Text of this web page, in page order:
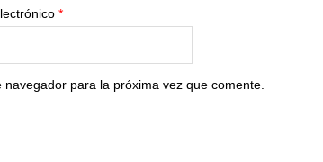
*
para la próxima vez que comente.